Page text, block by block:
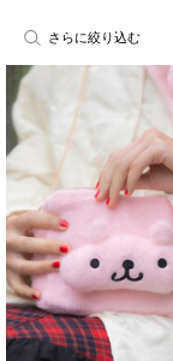
さらに絞り込む